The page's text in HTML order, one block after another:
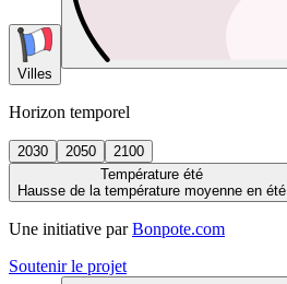
Villes
Horizon temporel
2030 2050
2100
Température été
Hausse de la température moyenne en été
Une initiative par Bonpote.com
Soutenir le projet